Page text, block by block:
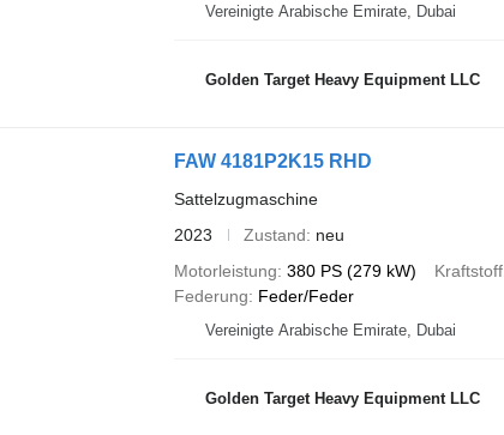
Vereinigte Arabische Emirate, Dubai
Golden Target Heavy Equipment LLC
FAW 4181P2K15 RHD
Sattelzugmaschine
2023
Zustand
neu
Motorleistung 380 PS (279 kW) Kraftstoff
Federung
Feder/Feder
Vereinigte Arabische Emirate, Dubai
Golden Target Heavy Equipment LLC